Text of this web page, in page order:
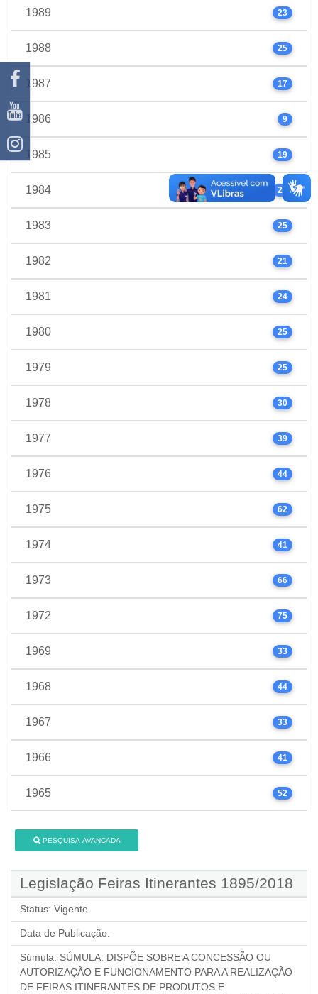
1989 23
1988 25
1987 17
1986 9
1985 19
1984 22
1983 25
1982 21
1981 24
1980 25
1979 25
1978 30
1977 39
1976 44
1975 62
1974 41
1973 66
1972 75
1969 33
1968 44
1967 33
1966 41
1965 52
PESQUISA AVANÇADA
Legislação Feiras Itinerantes 1895/2018
Status: Vigente
Data de Publicação:
Súmula: SÚMULA: DISPÕE SOBRE A CONCESSÃO OU
AUTORIZAÇÃO E FUNCIONAMENTO PARA A REALIZAÇÃO
DE FEIRAS ITINERANTES DE PRODUTOS E